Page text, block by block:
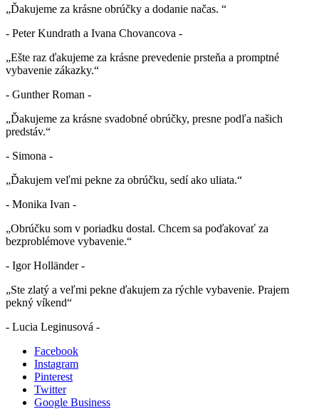
„Ďakujeme za krásne obrúčky a dodanie načas. “
- Peter Kundrath a Ivana Chovancova -
„Ešte raz ďakujeme za krásne prevedenie prsteňa a promptné
vybavenie zákazky.“
- Gunther Roman -
„Ďakujeme za krásne svadobné obrúčky, presne podľa našich
predstáv.“
- Simona -
„Ďakujem veľmi pekne za obrúčku, sedí ako uliata.“
- Monika Ivan -
„Obrúčku som v poriadku dostal. Chcem sa poďakovať za
bezproblémove vybavenie.“
- Igor Holländer -
„Ste zlatý a veľmi pekne ďakujem za rýchle vybavenie. Prajem
pekný víkend“
- Lucia Leginusová -
Facebook
Instagram
Pinterest
Twitter
Google Business